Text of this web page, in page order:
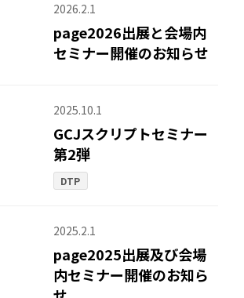
2026.2.1
page2026出展と会場内
セミナー開催のお知らせ
2025.10.1
GCJスクリプトセミナー
第2弾
DTP
2025.2.1
page2025出展及び会場
内セミナー開催のお知ら